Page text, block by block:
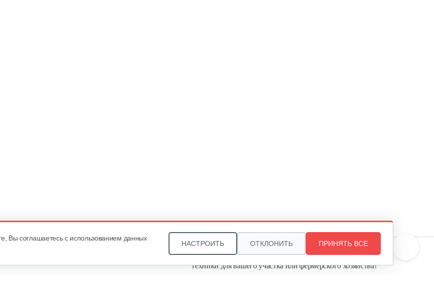
Звоните, и мы поможем подобрать идеальный вариант
техники для вашего участка или фермерского хозяйства!
Вы соглашаетесь с использованием данных
НАСТРОИТЬ ОТКЛОНИТЬ ПРИНЯТЬ ВСЕ